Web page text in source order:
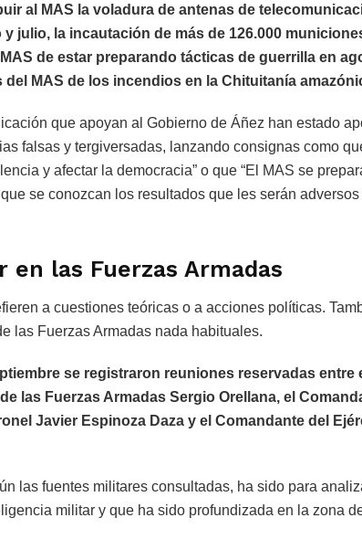
al MAS la voladura de antenas de
julio, la incautación de más de 126.000
de estar preparando tácticas de guerrilla en
MAS de los incendios en la Chituitanía
que apoyan al Gobierno de Áñez han estado
falsas y tergiversadas, lanzando consignas como
y afectar la democracia” o que “El MAS se
se conozcan los resultados que les serán
las Fuerzas Armadas
a cuestiones teóricas o a acciones políticas.
las Fuerzas Armadas nada habituales.
se registraron reuniones reservadas entre
las Fuerzas Armadas Sergio Orellana, el
Javier Espinoza Daza y el Comandante del
las fuentes militares consultadas, ha sido para
militar y que ha sido profundizada en la zona